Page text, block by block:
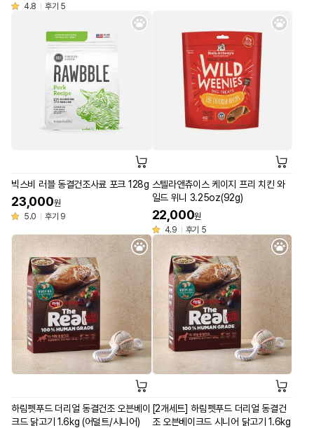
4.8
후기 5
빅스비 러블 동결건조사료 포크 128g
23,000원
5.0
후기 9
스텔라앤츄이스 케이지 프리 치킨 와
일드 위니 3.25oz(92g)
22,000원
4.9
후기 5
하림펫푸드 더리얼 동결건조 오븐베이
크드 닭고기 1.6kg (어덜트/시니어)
[2개세트] 하림펫푸드 더리얼 동결건
조 오븐베이크드 시니어 닭고기 1.6kg